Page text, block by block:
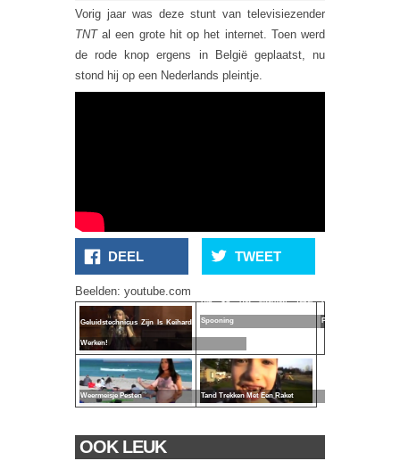
Vorig jaar was deze stunt van televisiezender
TNTal een grote hit op het internet. Toen werd
de rode knop ergens in België geplaatst, nu
stond hij op een Nederlands pleintje.
DEEL TWEET
Beelden: youtube.com
Geluidstechnicus Zijn Is Keihard
Werken!
Spooning Politie
Weermeisje Pesten Tand Trekken Met Een Raket
OOK LEUK